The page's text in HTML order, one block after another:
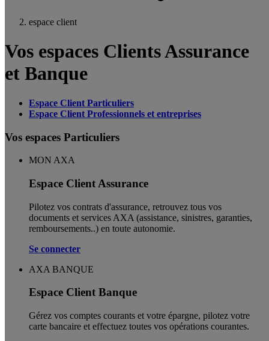
espace client
Vos espaces Clients Assurance
et Banque
Espace Client Particuliers
Espace Client Professionnels et entreprises
Vos espaces Particuliers
MON AXA
Espace Client Assurance
Pilotez vos contrats d'assurance, retrouvez tous vos
documents et services AXA (assistance, sinistres, garanties,
remboursements..) en toute autonomie. ​
Se connecter
AXA BANQUE
Espace Client Banque
Gérez vos comptes courants et votre épargne, pilotez votre
carte bancaire et effectuez toutes vos opérations courantes.